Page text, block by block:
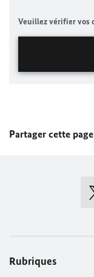
Veuillez vérifier vos
Partager cette page
Rubriques